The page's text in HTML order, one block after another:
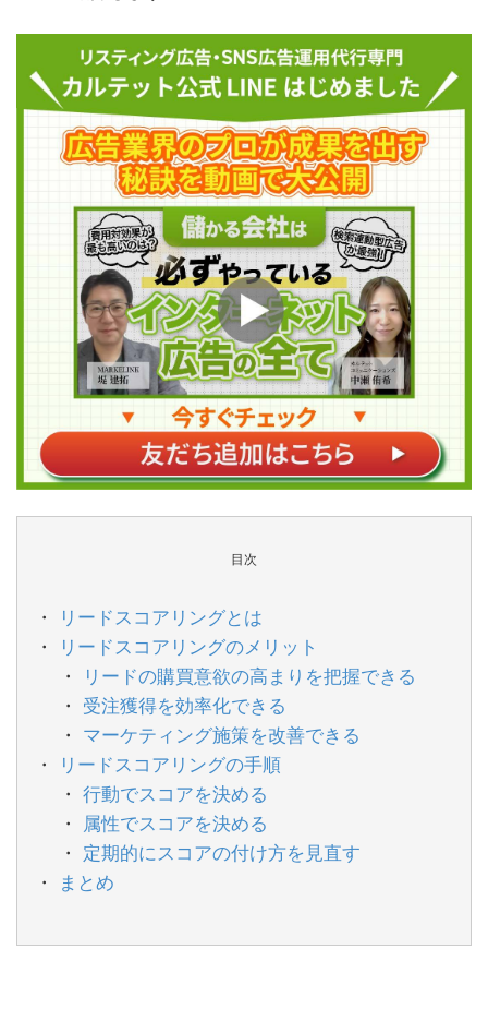
目次
リードスコアリングとは
リードスコアリングのメリット
リードの購買意欲の高まりを把握できる
受注獲得を効率化できる
マーケティング施策を改善できる
リードスコアリングの手順
行動でスコアを決める
属性でスコアを決める
定期的にスコアの付け方を見直す
まとめ